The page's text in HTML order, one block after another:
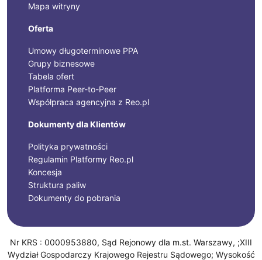
Mapa witryny
Oferta
Umowy długoterminowe PPA
Grupy biznesowe
Tabela ofert
Platforma Peer-to-Peer
Współpraca agencyjna z Reo.pl
Dokumenty dla Klientów
Polityka prywatności
Regulamin Platformy Reo.pl
Koncesja
Struktura paliw
Dokumenty do pobrania
Nr KRS : 0000953880, Sąd Rejonowy dla m.st. Warszawy, ;XIII
Wydział Gospodarczy Krajowego Rejestru Sądowego; Wysokość